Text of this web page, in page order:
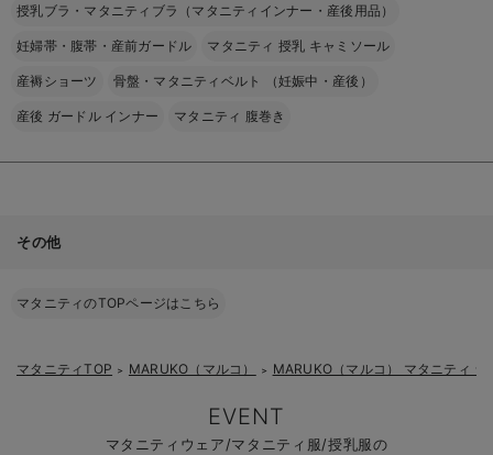
授乳ブラ・マタニティブラ（マタニティインナー・産後用品）
妊婦帯・腹帯・産前ガードル マタニティ 授乳 キャミソール
産褥ショーツ 骨盤・マタニティベルト （妊娠中・産後）
産後 ガードル インナー マタニティ 腹巻き
その他
マタニティのTOPページはこちら
マタニティTOP ＞ MARUKO（マルコ） ＞ MARUKO（マルコ） マタニティ シ
EVENT
マタニティウェア/マタニティ服/授乳服の